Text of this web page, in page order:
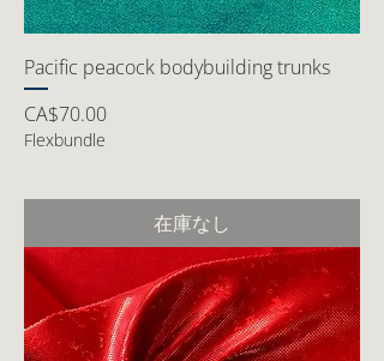
Pacific peacock bodybuilding trunks
価格
CA$70.00
Flexbundle
在庫なし